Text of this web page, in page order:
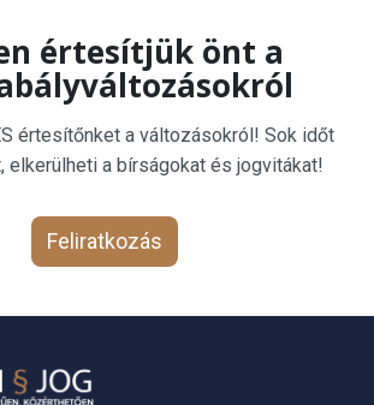
értesítjük önt a
értesítőnket a változásokról! Sok időt
elkerülheti a bírságokat és jogvitákat!
Feliratkozás